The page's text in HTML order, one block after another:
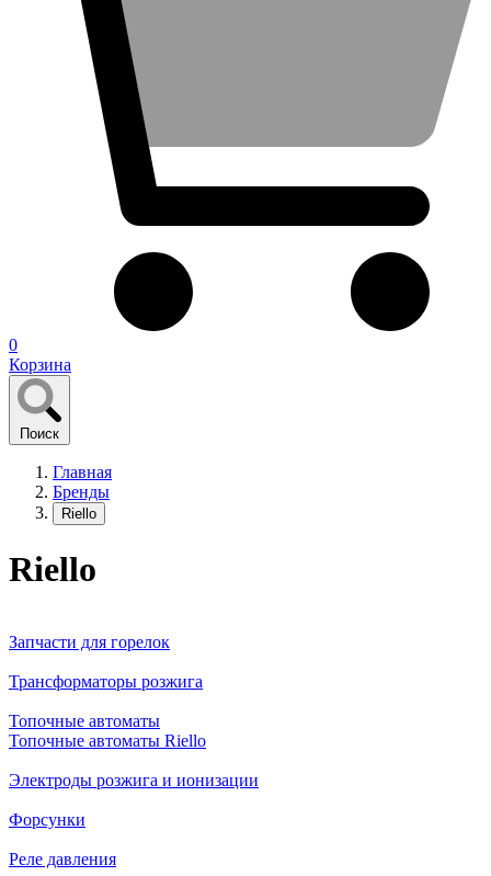
0
Корзина
Поиск
Главная
Бренды
Riello
Riello
Запчасти для горелок
Трансформаторы розжига
Топочные автоматы
Топочные автоматы Riello
Электроды розжига и ионизации
Форсунки
Реле давления